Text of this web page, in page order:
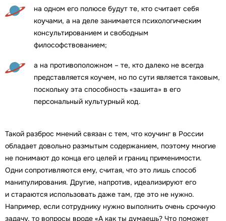
на одном его полюсе будут те, кто считает себя
коучами, а на деле занимается психологическим
консультированием и свободным
философствованием;
а на противоположном – те, кто далеко не всегда
представляется коучем, но по сути является таковым,
поскольку эта способность «зашита» в его
персональный культурный код.
Такой разброс мнений связан с тем, что коучинг в России
обладает довольно размытым содержанием, поэтому многие
не понимают до конца его целей и границ применимости.
Одни сопротивляются ему, считая, что это лишь способ
манипулирования. Другие, напротив, идеализируют его
и стараются использовать даже там, где это не нужно.
Например, если сотруднику нужно выполнить очень срочную
задачу, то вопросы вроде «А как ты думаешь? Что поможет